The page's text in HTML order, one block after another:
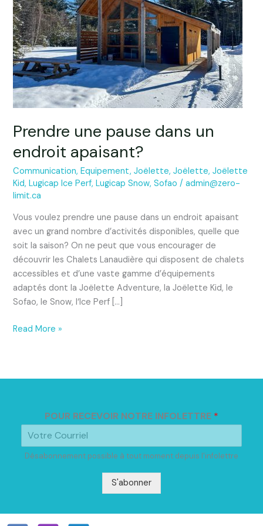
Prendre une pause dans un
endroit apaisant?
Communication,Equipement,Joëlette,Joëlette,Joëlette
Kid,Lugicap Ice Perf,Lugicap Snow,Sofao /admin@zero-
limit.ca
Vous voulez prendre une pause dans un endroit apaisant
avec un grand nombre d’activités disponibles, quelle que
soit la saison? On ne peut que vous encourager de
découvrir les Chalets Lanaudière qui disposent de chalets
accessibles et d’une vaste gamme d’équipements
adaptés dont la Joëlette Adventure, la Joëlette Kid, le
Sofao, le Snow, l‘Ice Perf […]
dans
un
endroit
apaisant?
Read More »
POUR RECEVOIR NOTRE INFOLETTRE *
Désabonnement possible à tout moment depuis l'infolettre
S'abonner